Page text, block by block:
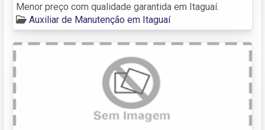
Menor preço com qualidade garantida em Itaguaí.
Auxiliar de Manutenção em Itaguaí